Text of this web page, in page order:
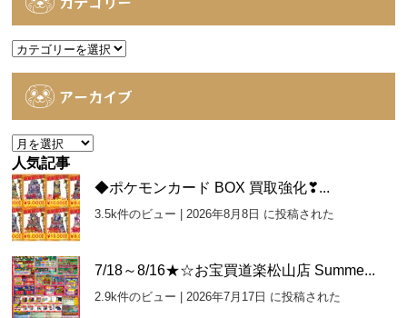
カ
アーカイブ
ア
ー
カ
イ
ブ
人気記事
◆ポケモンカード BOX 買取強化❣...
3.5k件のビュー |2026年8月8日 に投稿された
7/18～8/16★☆お宝買道楽松山店 Summe...
2.9k件のビュー |2026年7月17日 に投稿された